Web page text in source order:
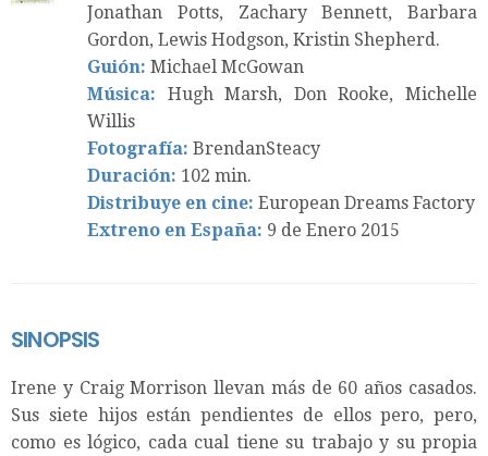
Jonathan Potts, Zachary Bennett, Barbara
Gordon, Lewis Hodgson, Kristin Shepherd.
Guión: Michael McGowan
Música: Hugh Marsh, Don Rooke, Michelle
Willis
Fotografía: BrendanSteacy
Duración: 102 min.
Distribuye en cine: European Dreams Factory
Extreno en España: 9 de Enero 2015
SINOPSIS
Irene y Craig Morrison llevan más de 60 años casados.
Sus siete hijos están pendientes de ellos pero, pero,
como es lógico, cada cual tiene su trabajo y su propia